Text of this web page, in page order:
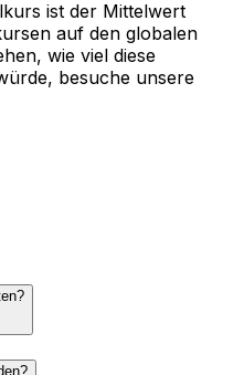
ist der Mittelwert
auf den globalen
wie viel diese
besuche unsere